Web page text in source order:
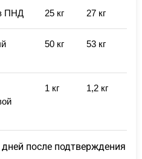
ПНД 25 кг 27 кг
50 кг 53 кг
1 кг 1,2 кг
дней после подтверждения